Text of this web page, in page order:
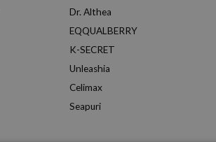
Dr. Althea
EQQUALBERRY
K-SECRET
Unleashia
Celimax
Seapuri